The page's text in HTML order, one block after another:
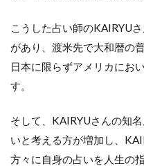
こうした占い師のKAIRYU
があり、渡米先で大和暦の
日本に限らずアメリカにお
す。
そして、KAIRYUさんの知
いと考える方が増加し、
方々に自身の占いを人生の